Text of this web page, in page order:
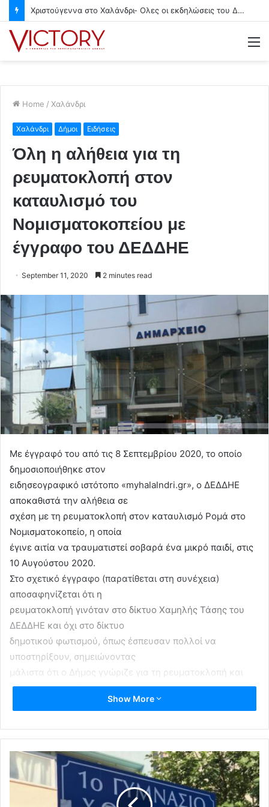
Χριστούγεννα στο Χαλάνδρι- Ολες οι εκδηλώσεις του Δήμου
Home / Χαλάνδρι
Χαλάνδρι Δήμοι Ειδήσεις
Όλη η αλήθεια για τη
ρευματοκλοπή στον
καταυλισμό του
Νομισματοκοπείου με
έγγραφο του ΔΕΔΔΗΕ
September 11, 2020 2 minutes read
Με έγγραφό του από τις 8 Σεπτεμβρίου 2020, το οποίο
δημοσιοποιήθηκε στον
ειδησεογραφικό ιστότοπο «myhalalndri.gr», ο ΔΕΔΔΗΕ
αποκαθιστά την αλήθεια σε
σχέση με τη ρευματοκλοπή στον καταυλισμό Ρομά στο
Νομισματοκοπείο, η οποία
έγινε αιτία να τραυματιστεί σοβαρά ένα μικρό παιδί, στις
10 Αυγούστου 2020.
Στο σχετικό έγγραφο (παρατίθεται στη συνέχεια)
αποσαφηνίζεται ότι η
ρευματοκλοπή γινόταν στο δίκτυο Χαμηλής Τάσης του
ΔΕΔΔΗΕ και όχι στο δίκτυο
δημοτικού φωτισμού, όπως έσπευσαν πολλοί να
υποστηρίξουν, σημειώνοντας
μάλιστα ότι ο Δήμος γνώριζε για τη ρευματοκλοπή και
«έκανε τα στραβά μάτια».
Ρούσσος:
«Δεν θρηνήσαμε θύματα ευτυχώς. Αυτό είναι το μείζον.
Πέραν τούτου όμως η
επίσημη ανακοίνωση του ΔΕΔΔΗΕ διαψεύδει όλους όσοι
Show More